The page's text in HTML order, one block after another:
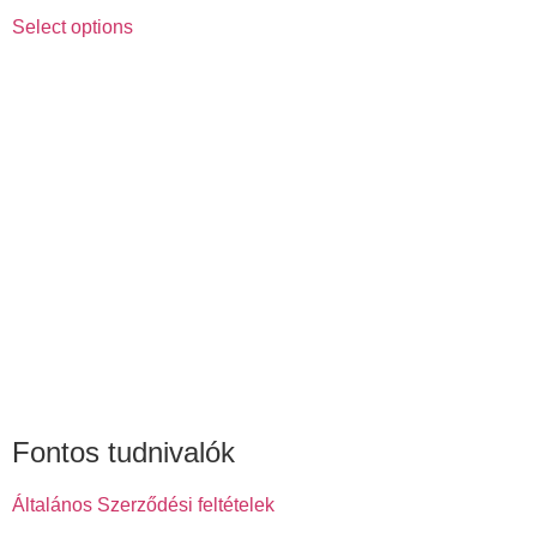
Select options
Fontos tudnivalók
Általános Szerződési feltételek